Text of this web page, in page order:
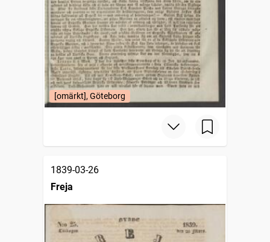
[omärkt], Göteborg
1839-03-26
Freja